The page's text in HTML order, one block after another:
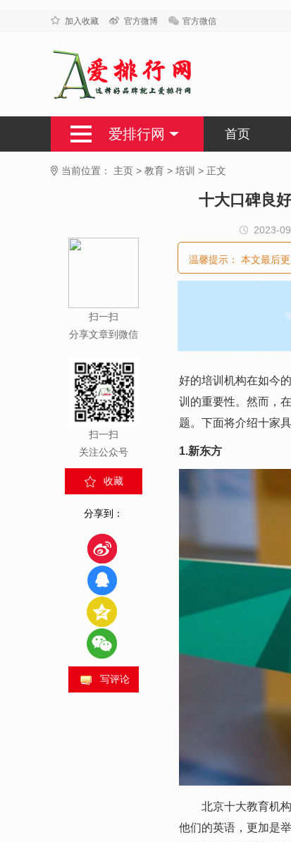
加入收藏 官方微博 官方微信
爱排行网 首页
当前位置： 主页 > 教育 > 培训 > 正文
扫一扫
分享文章到微信
扫一扫
关注公众号
收藏
分享到：
写评论
十大口碑良
2023-
温馨提示： 本文最后
好的培训机构在如今
训的重要性。然而，
题。下面将介绍十家
1.新东方
北京十大教育机构
他们的英语，更加是